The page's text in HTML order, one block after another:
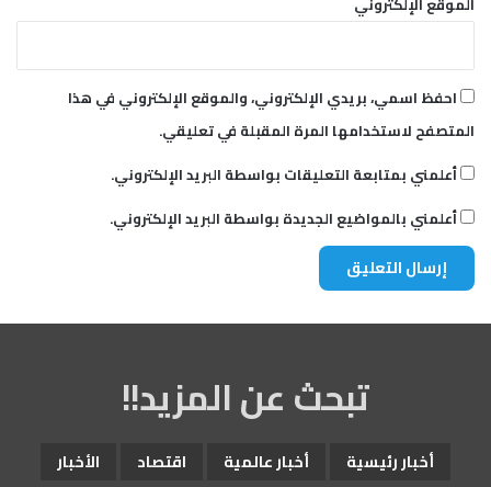
احفظ اسمي، بريدي الإلكتروني، والموقع الإلكتروني في هذا
المتصفح لاستخدامها المرة المقبلة في تعليقي.
أعلمني بمتابعة التعليقات بواسطة البريد الإلكتروني.
أعلمني بالمواضيع الجديدة بواسطة البريد الإلكتروني.
تبحث عن المزيد!!
أخبار رئيسية أخبار عالمية اقتصاد الأخبار